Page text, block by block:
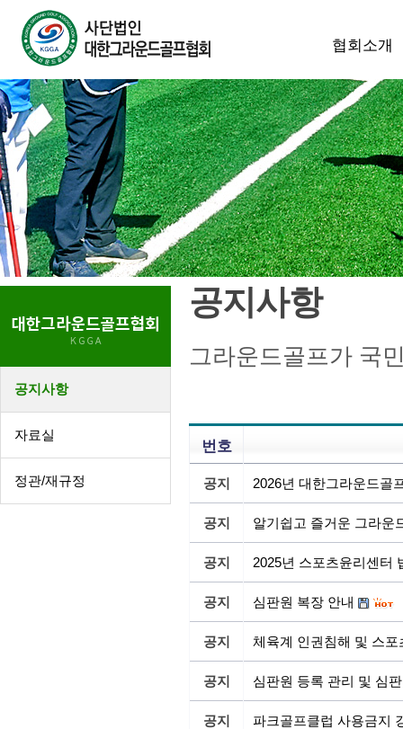
협회소개
공지사항
자료실
정관/재규정
공지사항
그라운드골프가 국
번호
공지 2026년 대한그라운드골
공지 알기쉽고 즐거운 그라운
공지 2025년 스포츠윤리센터
공지 심판원 복장 안내
공지 체육계 인권침해 및 스
공지 심판원 등록 관리 및 심
공지 파크골프클럽 사용금지